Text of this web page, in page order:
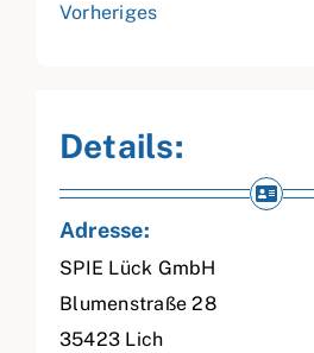
Vorheriges
Details:
Adresse:
SPIE Lück GmbH
Blumenstraße 28
35423 Lich